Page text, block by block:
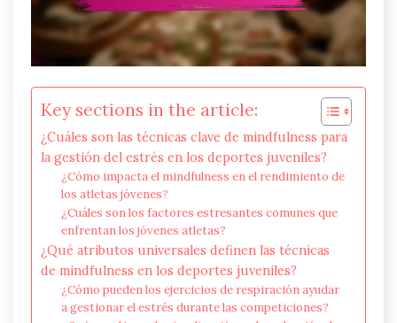
Key sections in the article:
¿Cuáles son las técnicas clave de mindfulness para
la gestión del estrés en los deportes juveniles?
¿Cómo impacta el mindfulness en el rendimiento de
los atletas jóvenes?
¿Cuáles son los factores estresantes comunes que
enfrentan los jóvenes atletas?
¿Qué atributos universales definen las técnicas
de mindfulness en los deportes juveniles?
¿Cómo pueden los ejercicios de respiración ayudar
a gestionar el estrés durante las competiciones?